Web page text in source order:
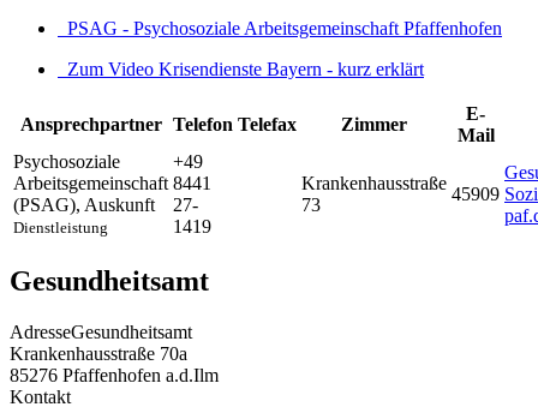
PSAG - Psychosoziale Arbeitsgemeinschaft Pfaffenhofen
Zum Video Krisendienste Bayern - kurz erklärt
Ansprechpartner Telefon Telefax Zimmer
E-
Mail
Psychosoziale
Arbeitsgemeinschaft
(PSAG), Auskunft
Dienstleistung
+49
8441
27-
1419
Krankenhausstraße
73
45909
Gesundheitsamt
AdresseGesundheitsamt
Krankenhausstraße 70a
85276 Pfaffenhofen a.d.Ilm
Kontakt